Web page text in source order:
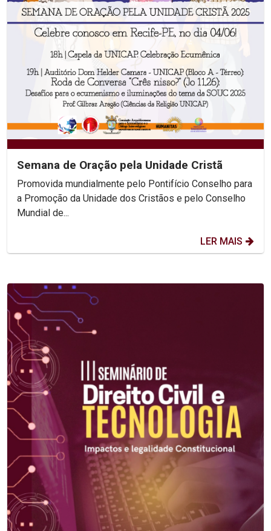
Semana de Oração pela Unidade Cristã
Promovida mundialmente pelo Pontifício Conselho para
a Promoção da Unidade dos Cristãos e pelo Conselho
Mundial de...
LER MAIS